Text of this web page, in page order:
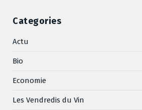
Categories
Actu
Bio
Economie
Les Vendredis du Vin